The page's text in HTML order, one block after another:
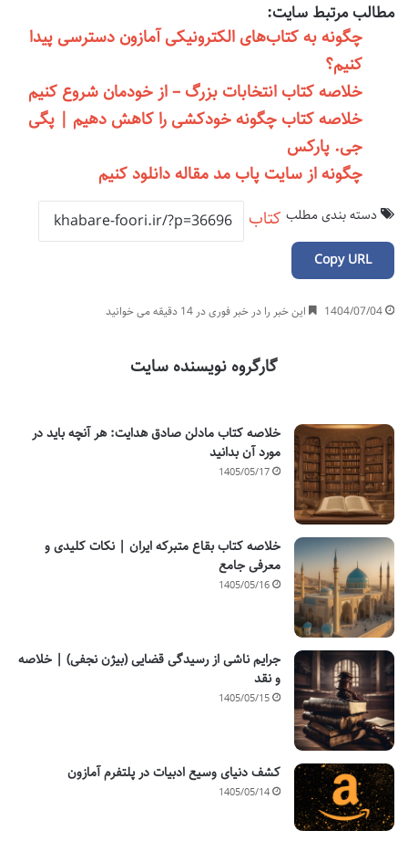
مطالب مرتبط سایت:
چگونه به کتاب‌های الکترونیکی آمازون دسترسی پیدا
کنیم؟
خلاصه کتاب انتخابات بزرگ – از خودمان شروع کنیم
خلاصه کتاب چگونه خودکشی را کاهش دهیم | پگی
جی. پارکس
چگونه از سایت پاب مد مقاله دانلود کنیم
دسته بندی مطلب کتاب
Copy URL
1404/07/04 این خبر را در خبر فوری در 14 دقیقه می خوانید
گارگروه نویسنده سایت
خلاصه کتاب مادلن صادق هدایت: هر آنچه باید در
مورد آن بدانید
1405/05/17
خلاصه کتاب بقاع متبرکه ایران | نکات کلیدی و
معرفی جامع
1405/05/16
جرایم ناشی از رسیدگی قضایی (بیژن نجفی) | خلاصه
و نقد
1405/05/15
کشف دنیای وسیع ادبیات در پلتفرم آمازون
1405/05/14